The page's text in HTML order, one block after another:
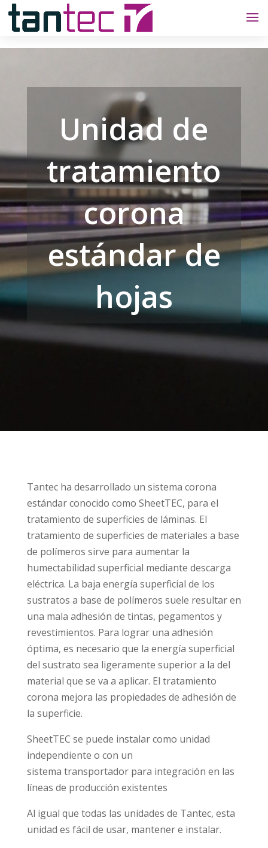
Unidad de
tratamiento
corona
estándar de
hojas
Tantec ha desarrollado un sistema corona
estándar conocido como SheetTEC, para el
tratamiento de superficies de láminas. El
tratamiento de superficies de materiales a base
de polímeros sirve para aumentar la
humectabilidad superficial mediante descarga
eléctrica. La baja energía superficial de los
sustratos a base de polímeros suele resultar en
una mala adhesión de tintas, pegamentos y
revestimientos. Para lograr una adhesión
óptima, es necesario que la energía superficial
del sustrato sea ligeramente superior a la del
material que se va a aplicar. El tratamiento
corona mejora las propiedades de adhesión de
la superficie.
SheetTEC se puede instalar como unidad
independiente o con un
sistema transportador para integración en las
líneas de producción existentes
Al igual que todas las unidades de Tantec, esta
unidad es fácil de usar, mantener e instalar.